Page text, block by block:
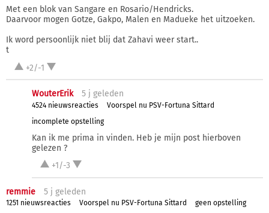
Met een blok van Sangare en Rosario/Hendricks.
Daarvoor mogen Gotze, Gakpo, Malen en Madueke het uitzoeken.
Ik word persoonlijk niet blij dat Zahavi weer start..
t
+2/-1
WouterErik 5 j geleden
4524 nieuwsreacties
Voorspel nu PSV-Fortuna Sittard
incomplete opstelling
Kan ik me prima in vinden. Heb je mijn post hierboven
gelezen ?
+1/-3
remmie 5 j geleden
1251 nieuwsreacties Voorspel nu PSV-Fortuna Sittard geen opstelling